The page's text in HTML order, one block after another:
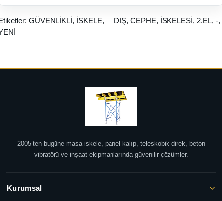
GÜVENLİKLİ, İSKELE, –, DIŞ, CEPHE, İSKELESİ, 2.EL, -,
2005’ten bugüne masa iskele, panel kalıp, teleskobik direk, beton
vibratörü ve inşaat ekipmanlarında güvenilir çözümler.
Kurumsal